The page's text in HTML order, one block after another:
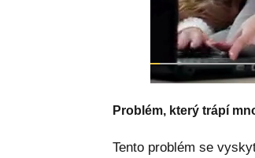
Problém, který trápí
Tento problém se